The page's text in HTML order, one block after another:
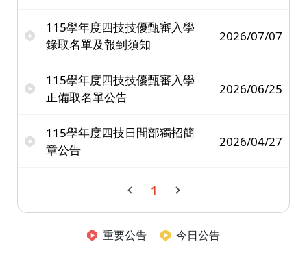
115學年度四技技優甄審入學
錄取名單及報到須知
2026/07/07
115學年度四技技優甄審入學
正備取名單公告
2026/06/25
115學年度四技日間部獨招簡
章公告
2026/04/27
1
重要公告
今日公告